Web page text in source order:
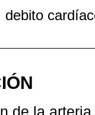
debito
de la